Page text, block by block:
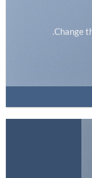
Change